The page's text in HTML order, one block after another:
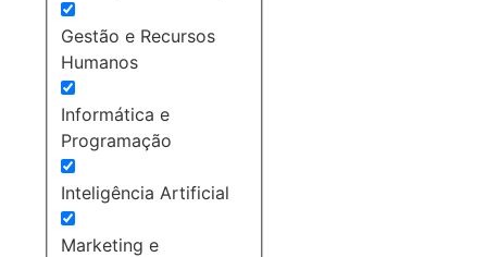
Gestão e Recursos
Humanos
Informática e
Programação
Inteligência Artificial
Marketing e